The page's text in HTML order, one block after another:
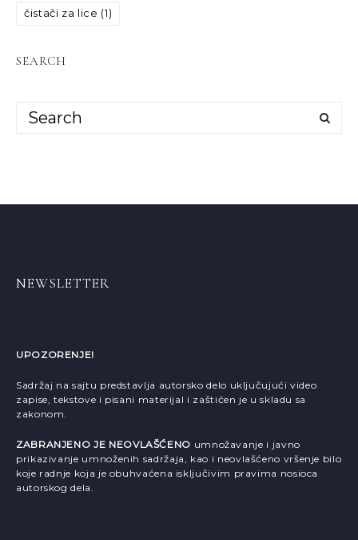
čistači za lice (1)
SEARCH
NEWSLETTER
UPOZORENJE!
Sadržaj na sajtu predstavlja autorsko delo uključujući video
zapise, tekstove i pisani materijal i zaštićen je u skladu sa
zakonom.
ZABRANJENO JE NEOVLAŠĆENO umnožavanje i javno
prikazivanje umnoženih sadržaja, kao i neovlašćeno vršenje bilo
koje radnje koja je obuhvaćena isključivim pravima nosioca
autorskog dela.